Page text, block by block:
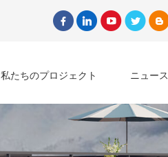
私たちのプロジェクト ニュース